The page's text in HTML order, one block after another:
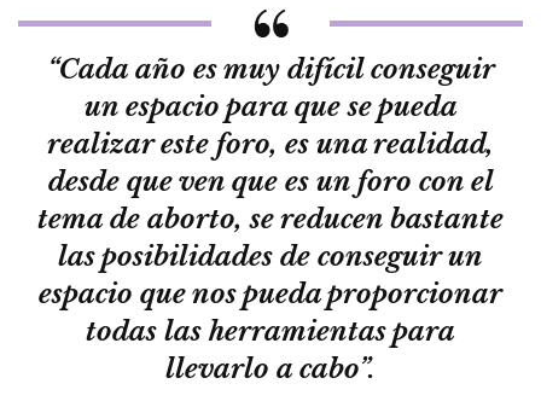
“Cada año es muy difícil conseguir
un espacio para que se pueda
realizar este foro, es una realidad,
desde que ven que es un foro con el
tema de aborto, se reducen bastante
las posibilidades de conseguir un
espacio que nos pueda proporcionar
todas las herramientas para
llevarlo a cabo”.